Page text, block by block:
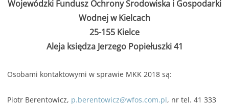
Wojewódzki Fundusz Ochrony Środowiska i Gospodarki
Wodnej w Kielcach
25-155 Kielce
Aleja księdza Jerzego Popiełuszki 41
Osobami kontaktowymi w sprawie MKK 2018 są:
Piotr Berentowicz, p.berentowicz@wfos.com.pl, nr tel. 41 333